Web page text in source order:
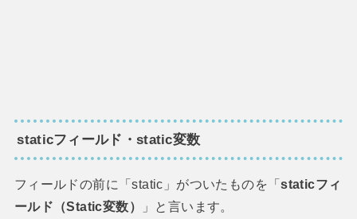
staticフィールド・static変数
フィールドの前に「static」がついたものを「staticフィ
ールド（Static変数）
」と言います。